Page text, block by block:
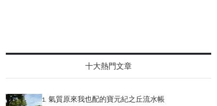
十大熱門文章
1. 氣質原來我也配的寶元紀之丘流水帳